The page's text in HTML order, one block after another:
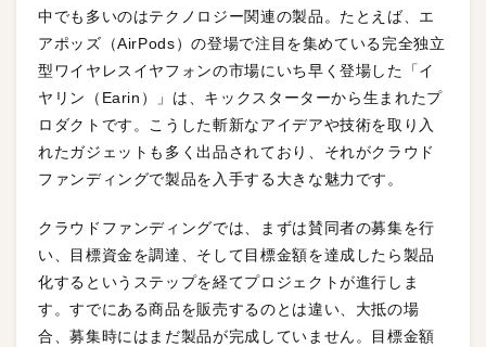
中でも多いのはテクノロジー関連の製品。たとえば、エ
アポッズ（AirPods）の登場で注目を集めている完全独立
型ワイヤレスイヤフォンの市場にいち早く登場した「イ
ヤリン（Earin）」は、キックスターターから生まれたプ
ロダクトです。こうした斬新なアイデアや技術を取り入
れたガジェットも多く出品されており、それがクラウド
ファンディングで製品を入手する大きな魅力です。
クラウドファンディングでは、まずは賛同者の募集を行
い、目標資金を調達、そして目標金額を達成したら製品
化するというステップを経てプロジェクトが進行しま
す。すでにある商品を販売するのとは違い、大抵の場
合、募集時にはまだ製品が完成していません。目標金額